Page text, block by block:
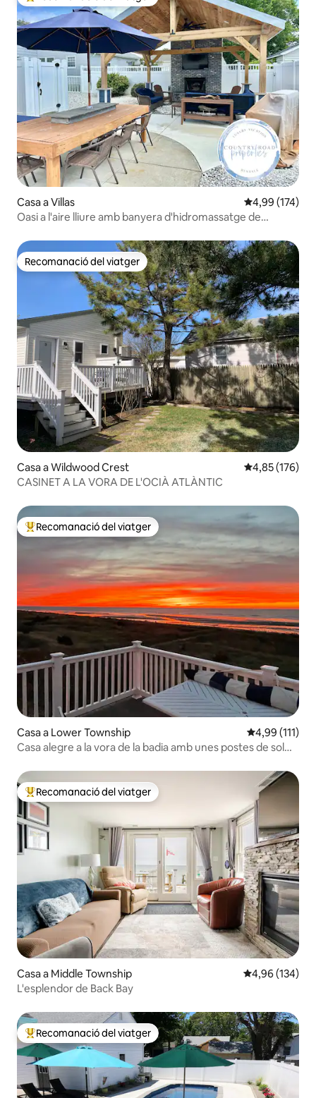
Casa a Villas 4,99 de
4,99 (174)
Oasi a l'aire lliure amb banyera d'hidromassatge de
Recomanació del viatger
Recomanació del viatger
Casa a Wildwood Crest 4,85 de
4,85 (176)
CASINET A LA VORA DE L'OCIÀ ATLÀNTIC
Principals recomanacions dels viatgers
Recomanació del viatger
Casa a Lower Township 4,99 de
4,99 (111)
Casa alegre a la vora de la badia amb unes postes de sol
Principals recomanacions dels viatgers
Recomanació del viatger
Casa a Middle Township 4,96 de
4,96 (134)
L'esplendor de Back Bay
Principals recomanacions dels viatgers
Recomanació del viatger